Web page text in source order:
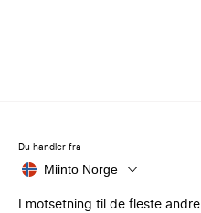
Du handler fra
Miinto Norge
I motsetning til de fleste